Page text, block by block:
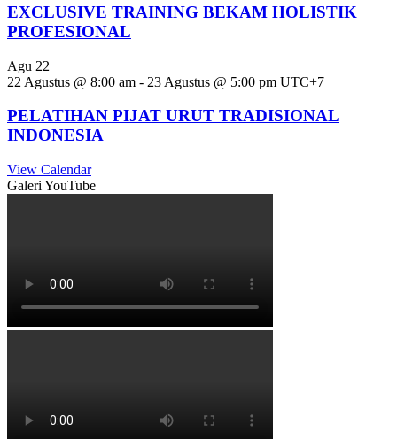
EXCLUSIVE TRAINING BEKAM HOLISTIK
PROFESIONAL
Agu 22
22 Agustus @ 8:00 am - 23 Agustus @ 5:00 pm UTC+7
PELATIHAN PIJAT URUT TRADISIONAL
INDONESIA
View Calendar
Galeri YouTube